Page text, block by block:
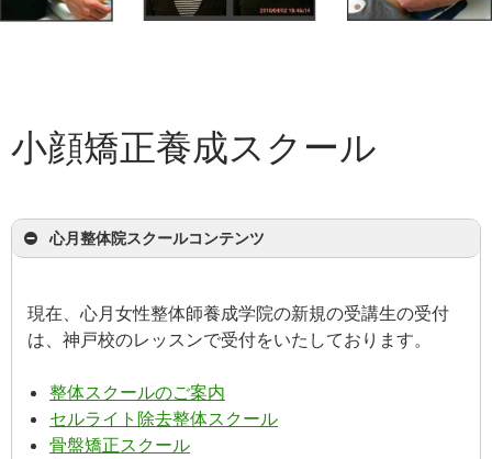
プ
小顔矯正養成スクール
心月整体院スクールコンテンツ
現在、心月女性整体師養成学院の新規の受講生の受付
は、神戸校のレッスンで受付をいたしております。
整体スクールのご案内
セルライト除去整体スクール
骨盤矯正スクール